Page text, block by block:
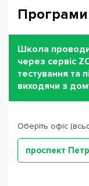
Школа
через сервіс
тестування та
виходячи з
Оберіть офіс
проспект